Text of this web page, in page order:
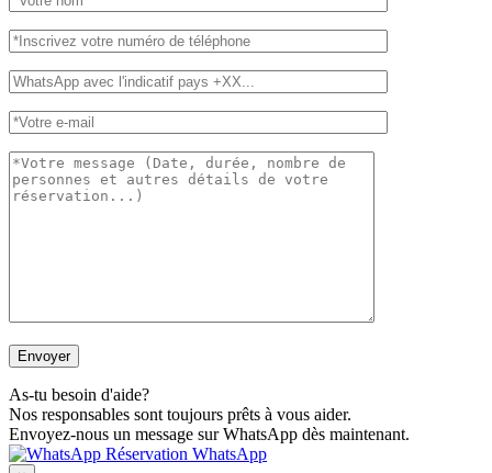
As-tu besoin d'aide?
Nos responsables sont toujours prêts à vous aider.
Envoyez-nous un message sur WhatsApp dès maintenant.
Réservation WhatsApp